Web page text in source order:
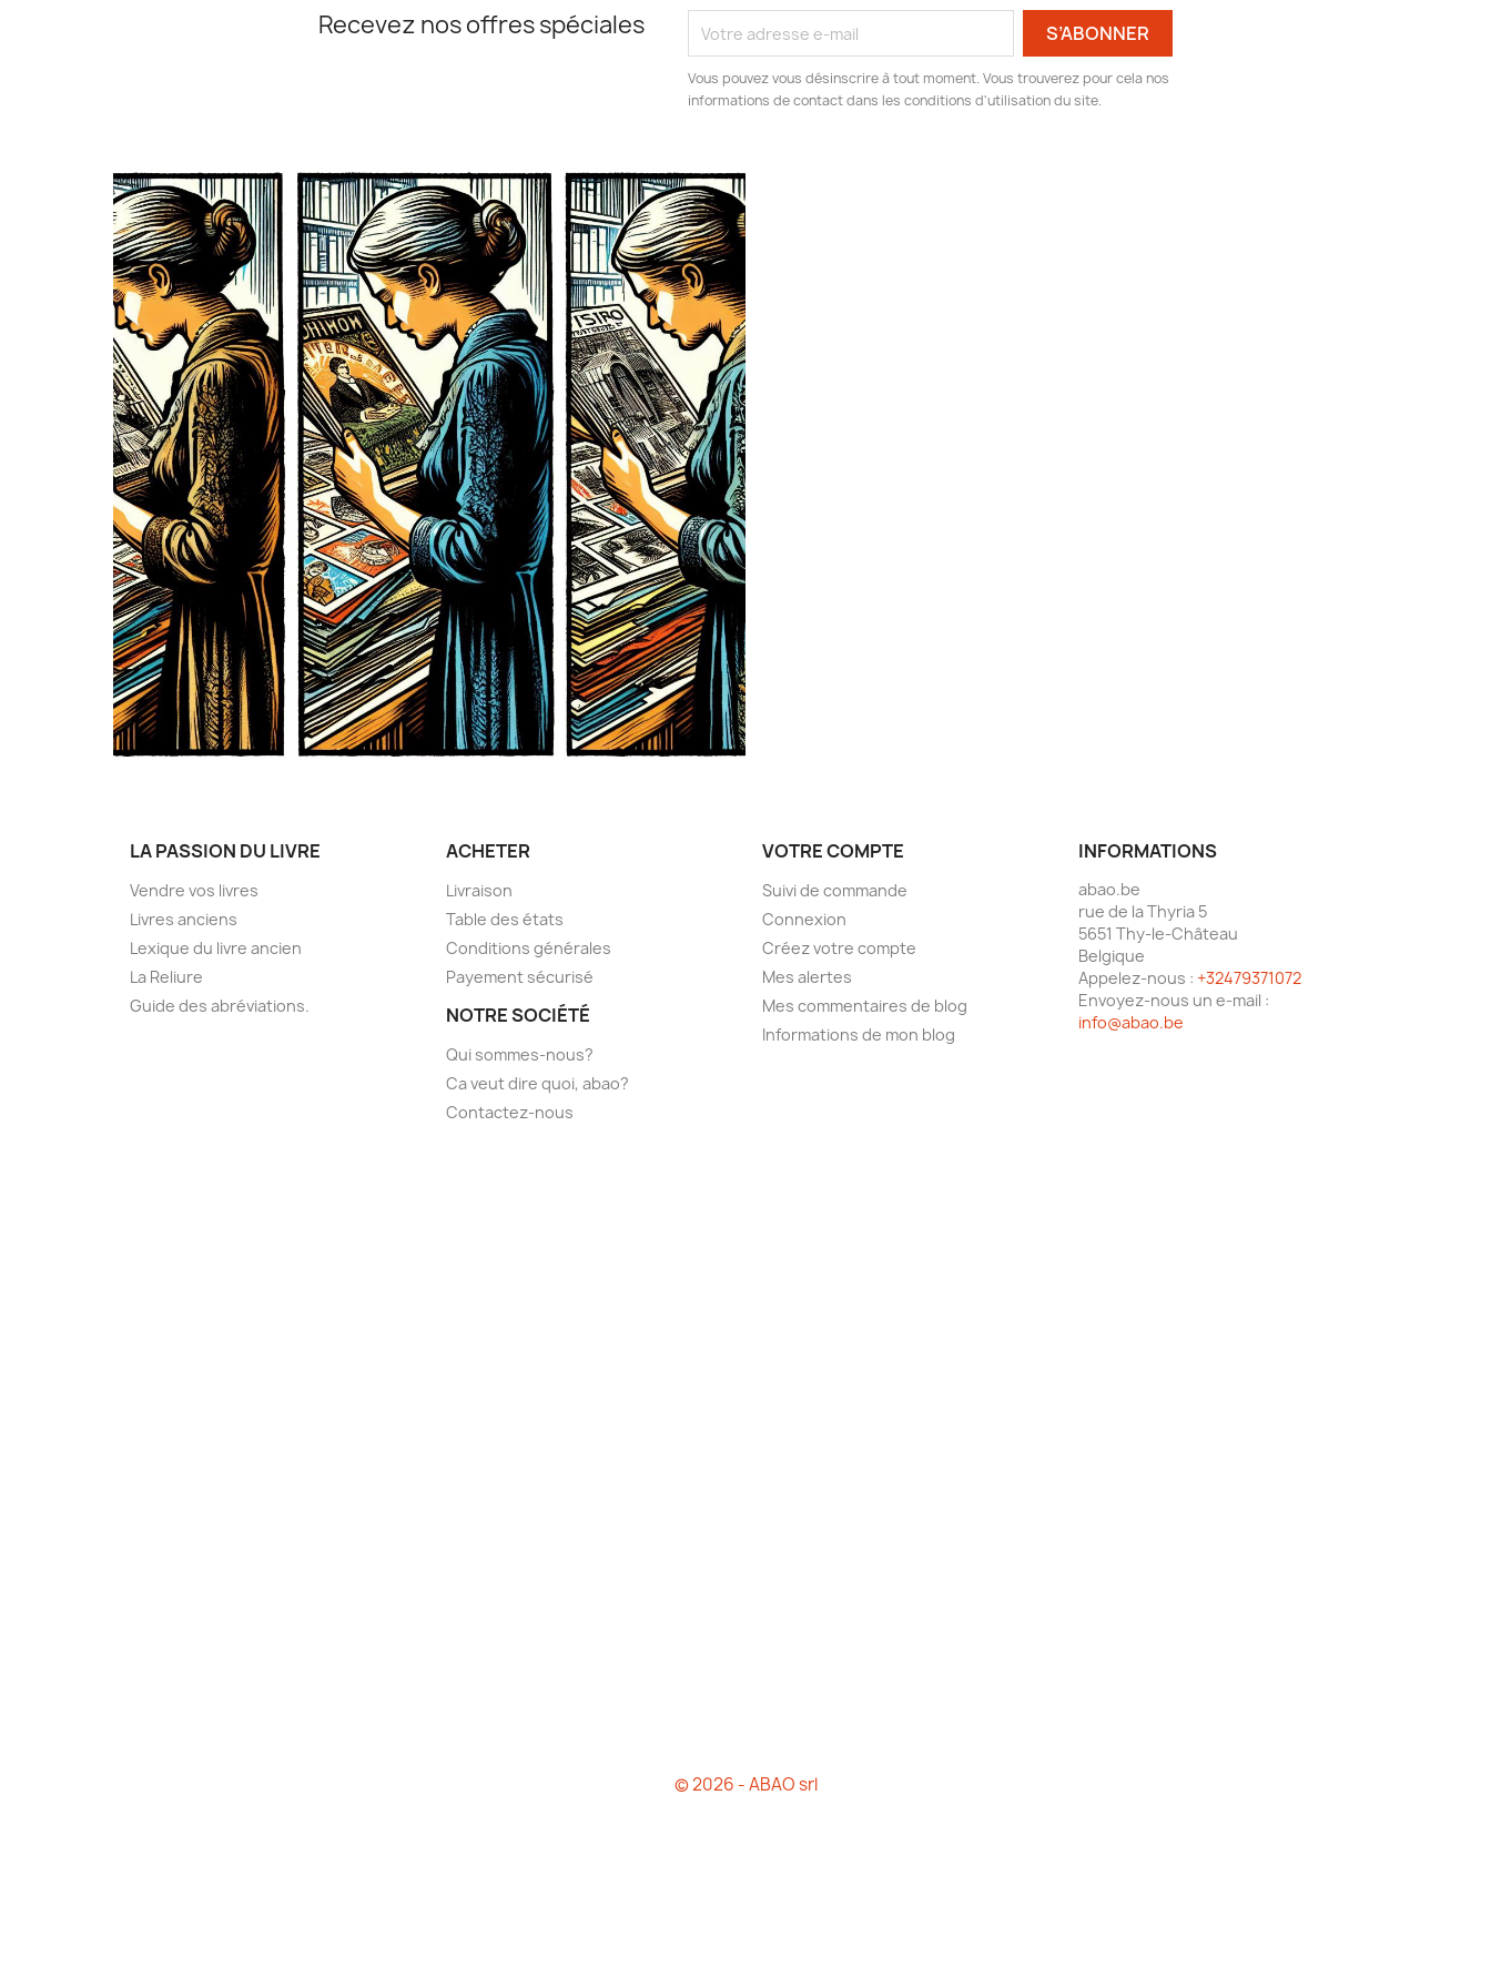
Recevez nos offres spéciales
Vous pouvez vous désinscrire à tout moment. Vous trouverez pour cela nos
informations de contact dans les conditions d'utilisation du site.
LA PASSION DU LIVRE
Vendre vos livres
Livres anciens
Lexique du livre ancien
La Reliure
Guide des abréviations.
ACHETER
Livraison
Table des états
Conditions générales
Payement sécurisé
NOTRE SOCIÉTÉ
Qui sommes-nous?
Ca veut dire quoi, abao?
Contactez-nous
VOTRE COMPTE
Suivi de commande
Connexion
Créez votre compte
Mes alertes
Mes commentaires de blog
Informations de mon blog
INFORMATIONS
abao.be
rue de la Thyria 5
5651 Thy-le-Château
Belgique
Appelez-nous : +32479371072
Envoyez-nous un e-mail :
info@abao.be
© 2026 - ABAO srl